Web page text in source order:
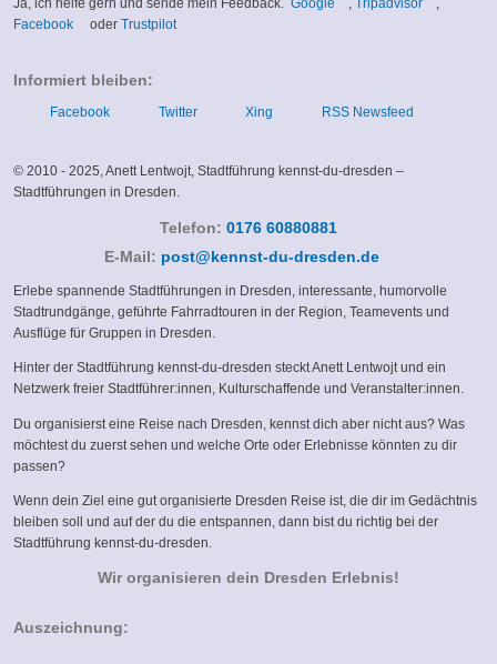
Ja, ich helfe gern und sende mein Feedback.Google ,Tripadvisor
,
Facebook(linkoder Trustpilot(link
Informiert bleiben:
Facebook Twitter Xing RSS Newsfeed
© 2010 - 2025, Anett Lentwojt, Stadtführung kennst-du-dresden –
Stadtführungen in Dresden.
Telefon: 0176 60880881
E-Mail: post@kennst-du-dresden.de(link
e-
mail)
Erlebe spannende Stadtführungen in Dresden, interessante, humorvolle
Stadtrundgänge, geführte Fahrradtouren in der Region, Teamevents und
Ausflüge für Gruppen in Dresden.
Hinter der Stadtführung kennst-du-dresden steckt Anett Lentwojt und ein
Netzwerk freier Stadtführer:innen, Kulturschaffende und Veranstalter:innen.
Du organisierst eine Reise nach Dresden, kennst dich aber nicht aus? Was
möchtest du zuerst sehen und welche Orte oder Erlebnisse könnten zu dir
passen?
Wenn dein Ziel eine gut organisierte Dresden Reise ist, die dir im Gedächtnis
bleiben soll und auf der du die entspannen, dann bist du richtig bei der
Stadtführung kennst-du-dresden.
Wir organisieren dein Dresden Erlebnis!
Auszeichnung: